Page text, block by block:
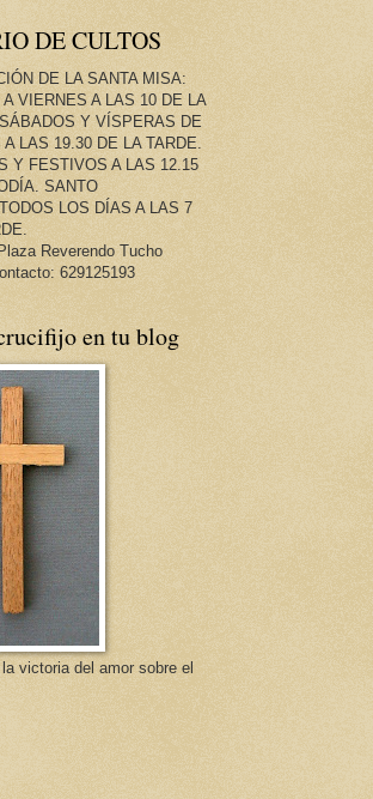
DE CULTOS
DE LA SANTA MISA:
A VIERNES A LAS 10 DE LA
Y VÍSPERAS DE
LAS 19.30 DE LA TARDE.
Y FESTIVOS A LAS 12.15
SANTO
LOS DÍAS A LAS 7
Reverendo Tucho
629125193
en tu blog
victoria del amor sobre el